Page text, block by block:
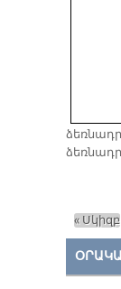
Էջեր
« Սկիզբ